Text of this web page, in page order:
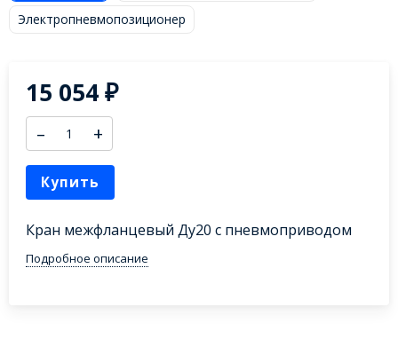
Электропневмопозиционер
15 054₽
– +
Купить
Кран межфланцевый Ду20 с пневмоприводом
Подробное описание